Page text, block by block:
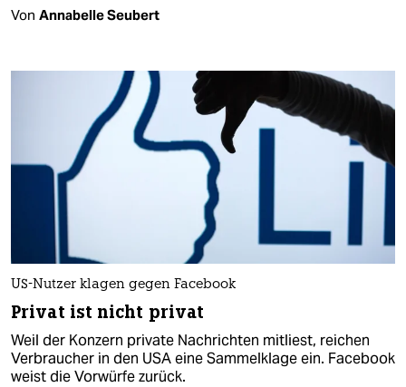
Von Annabelle Seubert
US-Nutzer klagen gegen Facebook
Privat ist nicht privat
Weil der Konzern private Nachrichten mitliest, reichen
Verbraucher in den USA eine Sammelklage ein. Facebook
weist die Vorwürfe zurück.